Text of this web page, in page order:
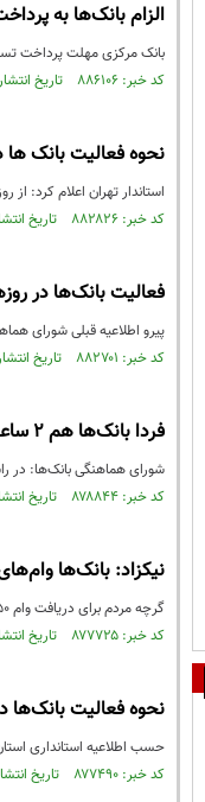
الزام بانک‌ها به
بانک مرکزی مهلت پرداخت تسهیلات قرض‌الحسنه
کد خبر: ۸۸۶۱۰۶ تاریخ انتشار : ۱۴۰۵/۰۲/۰۷
نحوه فعالیت بانک
استاندار تهران اعلام کرد: از روز یک‌شنبه (۱۷ اسفند)، بانک‌ها با ۲۰ درصد نیرو فعال می‌شوند و شعب
کد خبر: ۸۸۲۸۲۶ تاریخ انتشار : ۱۴۰۴/۱۲/۱۵
فعالیت بانک‌ها در
پیرو اطلاعیه قبلی شورای
کد خبر: ۸۸۲۷۰۱ تاریخ انتشار : ۱۴۰۴/۱۲/۱۳
فردا بانک‌ها هم ۲ ساعت دیرتر باز می‌شوند
شورای هماهنگی بانک‌ها: در
کد خبر: ۸۷۸۸۴۴ تاریخ انتشار : ۱۴۰۴/۰۹/۳۰
نیکزاد: بانک‌ها
گرچه مردم برای دریافت وام ۵۰ میلیون تومانی با سختگیری بسیاری مواجهند اما در همین شبکه بانکی تسهیلات چند هزار میلیارد تومانی بدون ...
کد خبر: ۸۷۷۷۲۵ تاریخ انتشار : ۱۴۰۴/۰۹/۰۸
نحوه فعالیت بانک‌ها
حسب اطلاعیه استانداری
کد خبر: ۸۷۷۴۹۰ تاریخ انتشار : ۱۴۰۴/۰۹/۰۳